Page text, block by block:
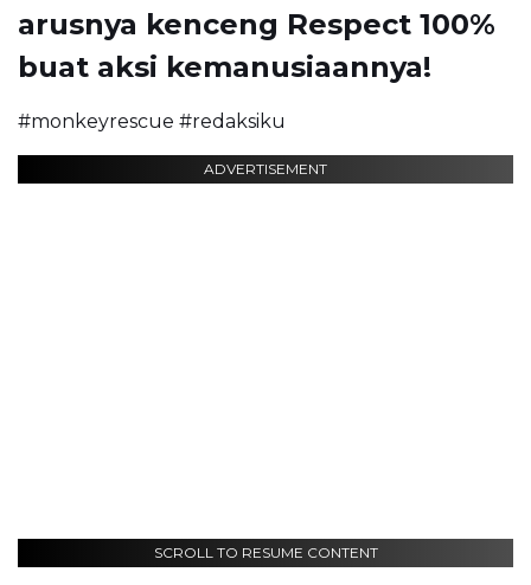
arusnya kenceng Respect 100%
buat aksi kemanusiaannya!
#monkeyrescue #redaksiku
ADVERTISEMENT
SCROLL TO RESUME CONTENT